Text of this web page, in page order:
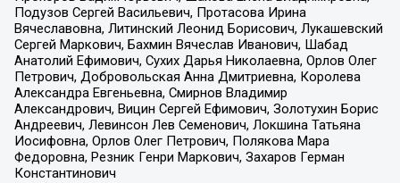
Подузов Сергей Васильевич, Протасова Ирина
Вячеславовна, Литинский Леонид Борисович, Лукашевский
Сергей Маркович, Бахмин Вячеслав Иванович, Шабад
Анатолий Ефимович, Сухих Дарья Николаевна, Орлов Олег
Петрович, Добровольская Анна Дмитриевна, Королева
Александра Евгеньевна, Смирнов Владимир
Александрович, Вицин Сергей Ефимович, Золотухин Борис
Андреевич, Левинсон Лев Семенович, Локшина Татьяна
Иосифовна, Орлов Олег Петрович, Полякова Мара
Федоровна, Резник Генри Маркович, Захаров Герман
Константинович